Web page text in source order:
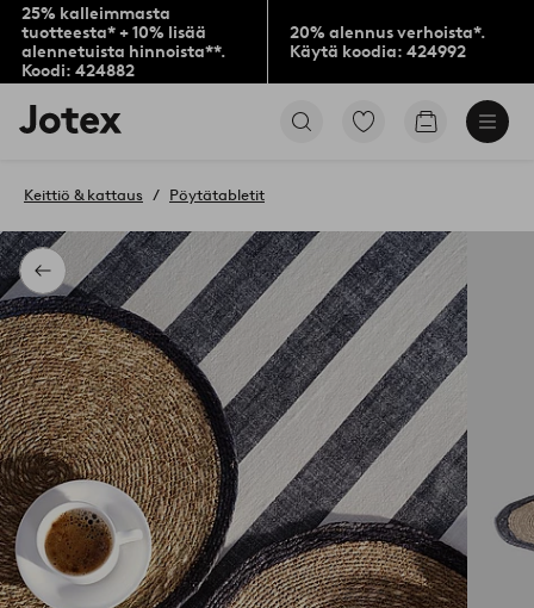
25% kalleimmasta
tuotteesta* + 10% lisää
alennetuista hinnoista**.
Koodi: 424882
20% alennus verhoista*.
Käytä koodia: 424992
Jotex-
logo
aloitussivulle
Siirry
Siirry
Takaisin
Keittiö & kattaus Pöytätabletit